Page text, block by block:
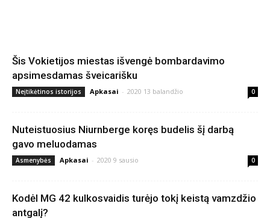
Šis Vokietijos miestas išvengė bombardavimo
apsimesdamas šveicarišku
Neįtikėtinos istorijos Apkasai - 2020 13 balandžio 0
Nuteistuosius Niurnberge koręs budelis šį darbą
gavo meluodamas
Asmenybės Apkasai - 2020 9 sausio 0
Kodėl MG 42 kulkosvaidis turėjo tokį keistą vamzdžio
antgalį?